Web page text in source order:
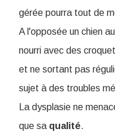
gérée pourra tout de
A l'opposée un chien
nourri avec des
et ne sortant pas
sujet à des troubles
La dysplasie ne
que sa qualité.